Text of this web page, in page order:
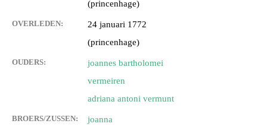
(princenhage)
OVERLEDEN:
24 januari 1772
(princenhage)
OUDERS:
joannes bartholomei
vermeiren
adriana antoni vermunt
BROERS/ZUSSEN:
joanna